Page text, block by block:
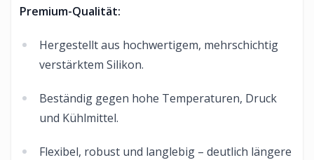
Premium-Qualität:
Hergestellt aus hochwertigem, mehrschichtig
verstärktem Silikon.
Beständig gegen hohe Temperaturen, Druck
und Kühlmittel.
Flexibel, robust und langlebig – deutlich längere